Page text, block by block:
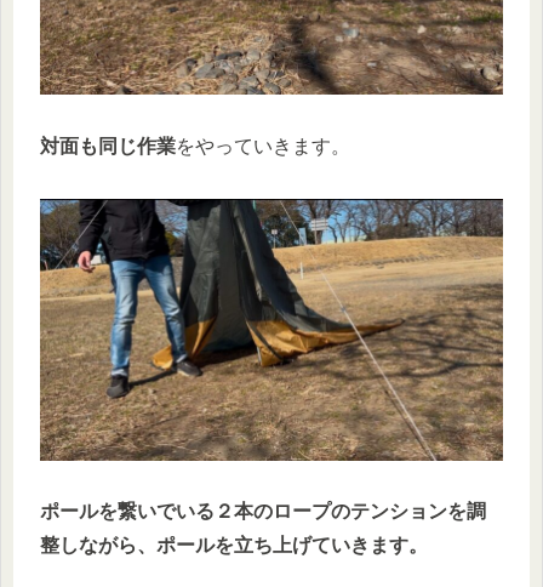
対面も同じ作業をやっていきます。
ポールを繋いでいる２本のロープのテンションを調
整しながら、ポールを立ち上げていきます。